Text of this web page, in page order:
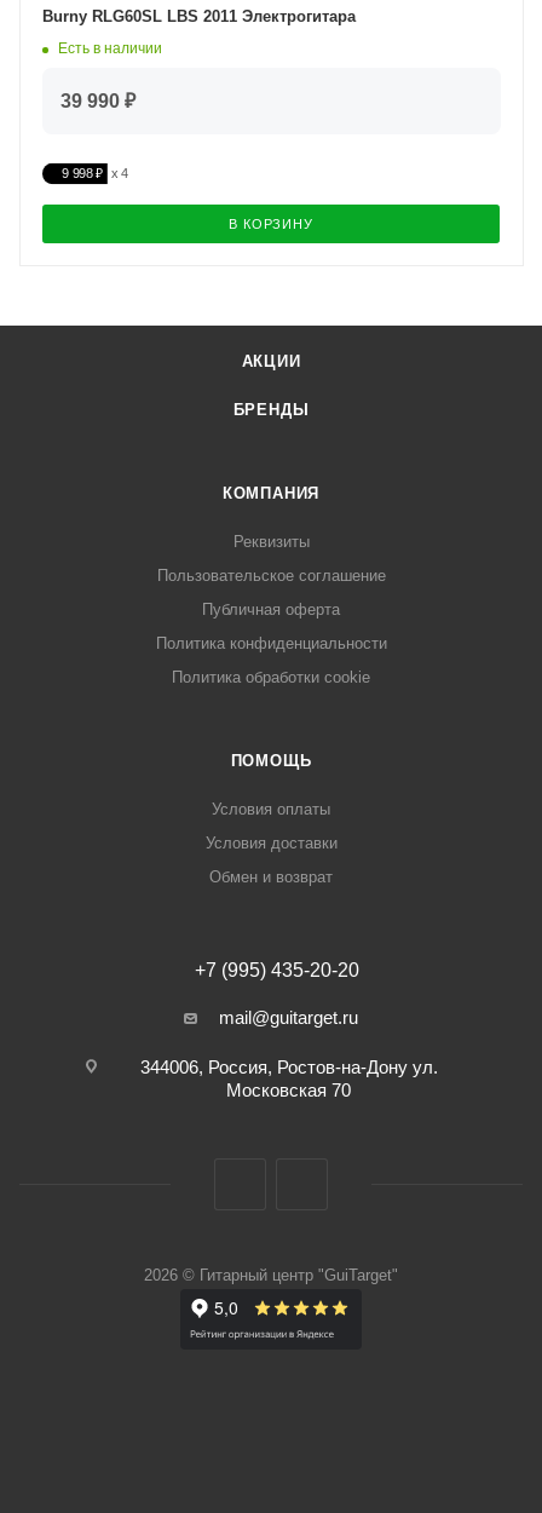
Burny RLG60SL LBS 2011 Электрогитара
Есть в наличии
39 990 ₽
9 998 ₽
В КОРЗИНУ
АКЦИИ
БРЕНДЫ
КОМПАНИЯ
Реквизиты
Пользовательское соглашение
Публичная оферта
Политика конфиденциальности
Политика обработки cookie
ПОМОЩЬ
Условия оплаты
Условия доставки
Обмен и возврат
+7 (995) 435-20-20
mail@guitarget.ru
344006, Россия, Ростов-на-Дону ул.
Московская 70
2026 © Гитарный центр "GuiTarget"